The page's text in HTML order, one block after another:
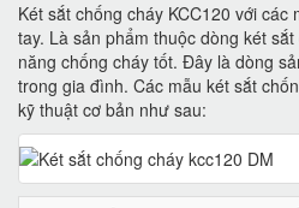
Két sắt chống cháy KCC120 với
tay. Là sản phẩm thuộc dòng két
năng chống cháy tốt. Đây là dòng
trong gia đình. Các mẫu két sắt
kỹ thuật cơ bản như sau: